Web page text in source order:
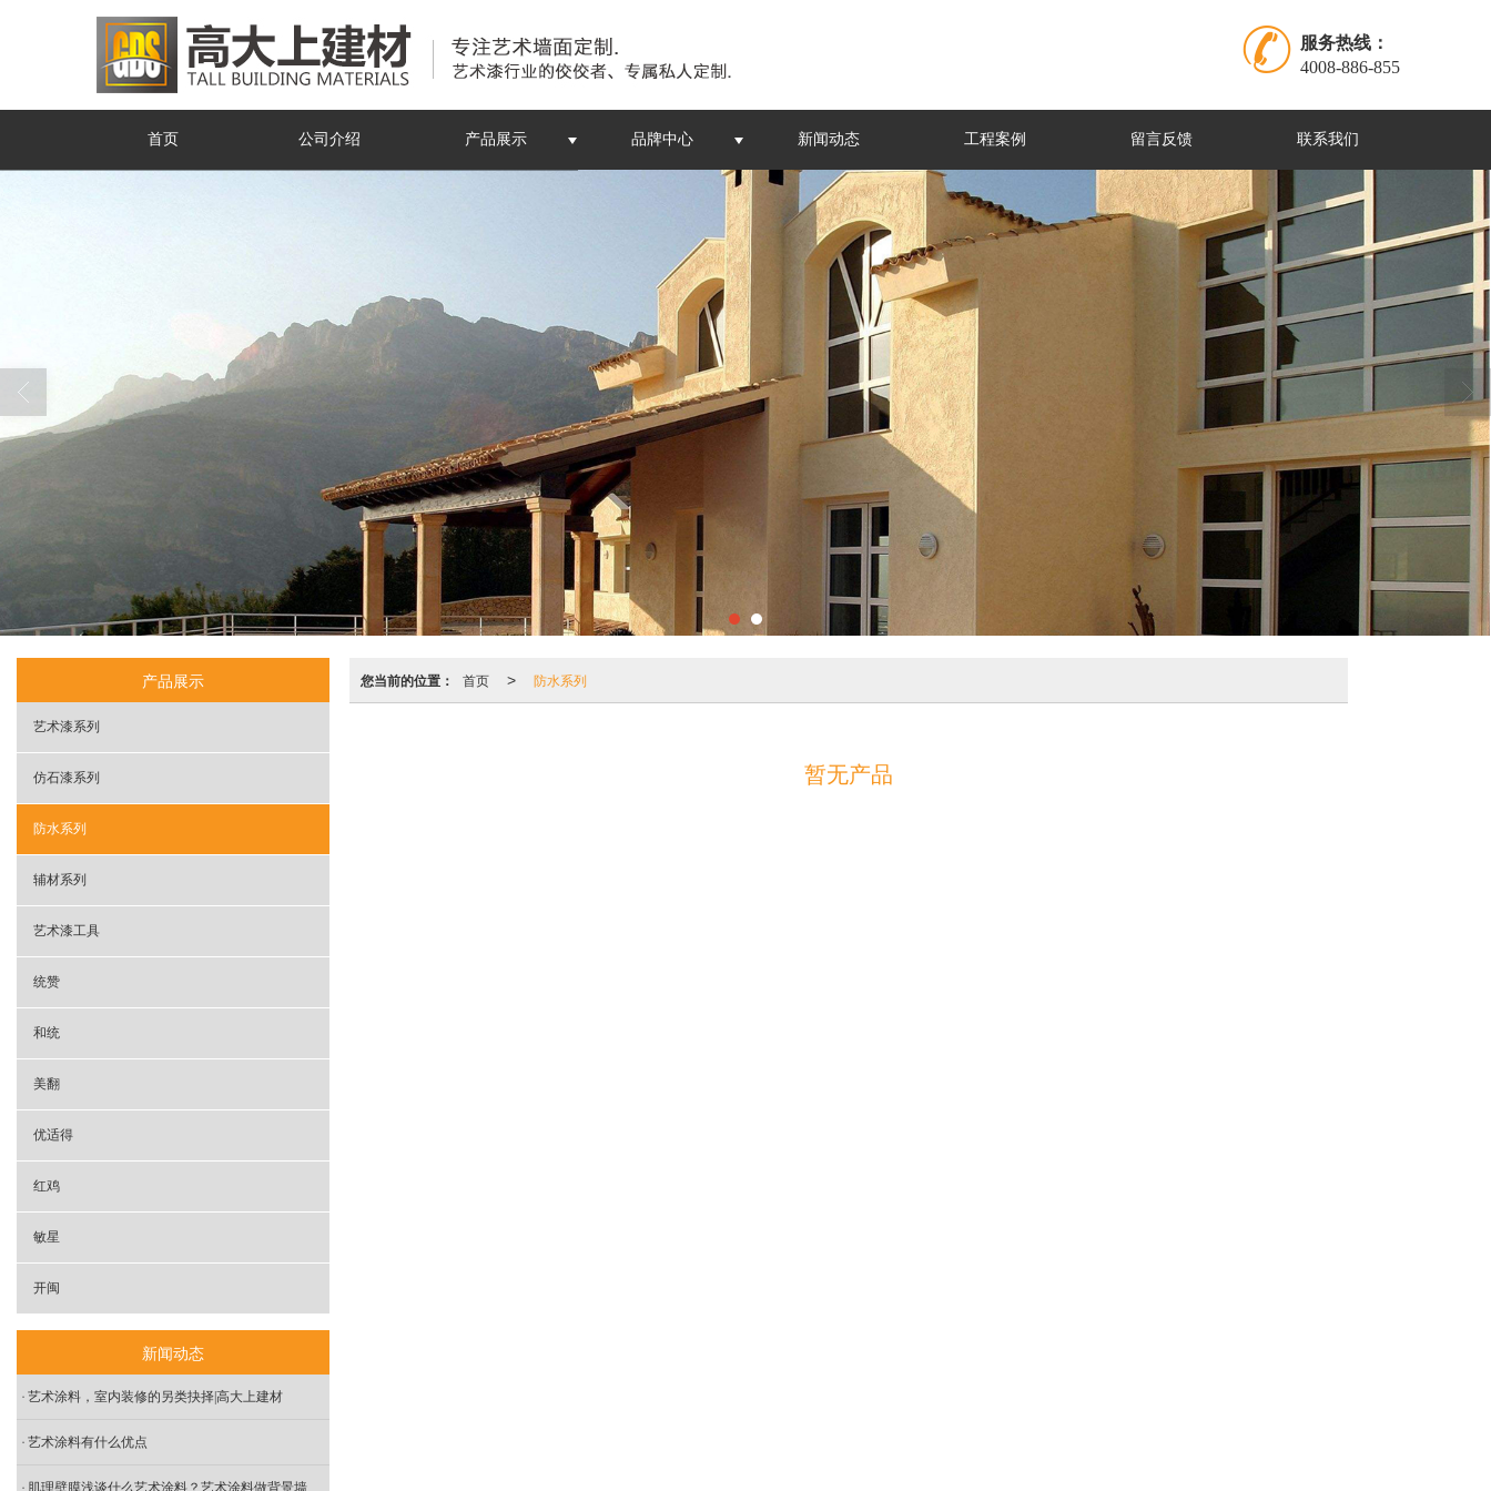
服务热线：
4008-886-855
首页 公司介绍 产品展示 品牌中心 新闻动态 工程案例 留言反馈 联系我们
您当前的位置： 首页 > 防水系列
暂无产品
产品展示
艺术漆系列
仿石漆系列
防水系列
辅材系列
艺术漆工具
统赞
和统
美翻
优适得
红鸡
敏星
开闽
新闻动态
艺术涂料，室内装修的另类抉择|高大上建材
艺术涂料有什么优点